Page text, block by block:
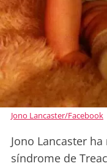
Jono Lancaster/Facebook
Jono Lancaster
síndrome de